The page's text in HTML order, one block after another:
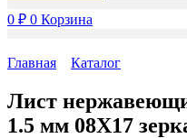
0 ₽ 0 Корзина
Главная Каталог
Лист
1.5 мм 08Х17